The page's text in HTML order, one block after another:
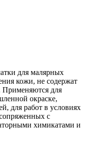
для малярных
кожи, не содержат
Применяются для
окраске,
для работ в условиях
с
химикатами и